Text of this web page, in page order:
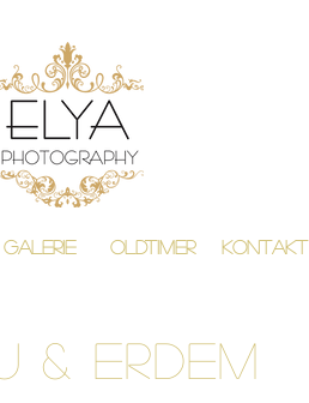
GALERIE OLDTIMER KONTAKT
& Erdem